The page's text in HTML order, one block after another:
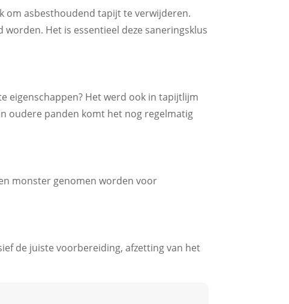
om asbesthoudend tapijt te verwijderen.
Het is essentieel deze saneringsklus
eigenschappen? Het werd ook in tapijtlijm
oudere panden komt het nog regelmatig
monster genomen worden voor
de juiste voorbereiding, afzetting van het